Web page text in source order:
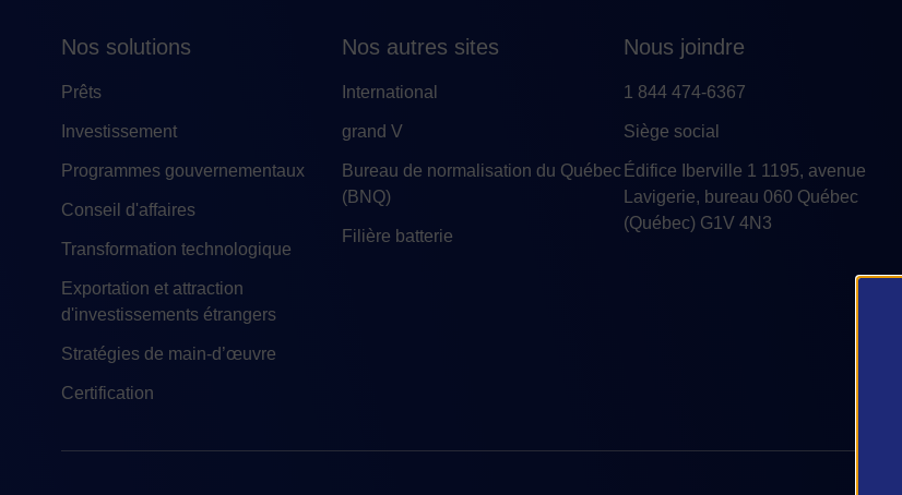
Nos solutions
Prêts
Investissement
Programmes gouvernementaux
Conseil d'affaires
Transformation technologique
Exportation et attraction
d'investissements étrangers
Stratégies de main-d’œuvre
Certification
Nos autres sites
International
grand V
Bureau de normalisation du Québec
(BNQ)
Filière batterie
Nous joindre
1 844 474-6367
Siège social
Édifice Iberville 1 1195, avenue
Lavigerie, bureau 060 Québec
(Québec) G1V 4N3